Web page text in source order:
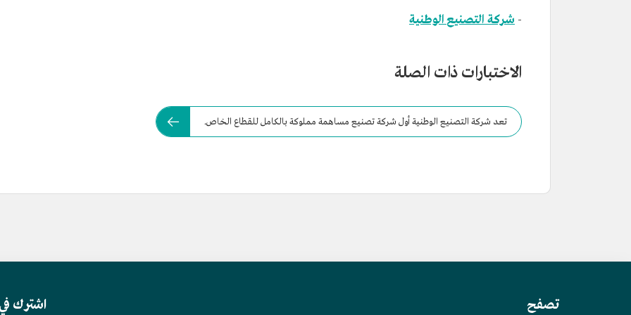
- شركة التصنيع الوطنية
الاختبارات ذات الصلة
تعد شركة التصنيع الوطنية أول شركة تصنيع مساهمة مملوكة بالكامل للقطاع الخاص.
تصفح اشترك